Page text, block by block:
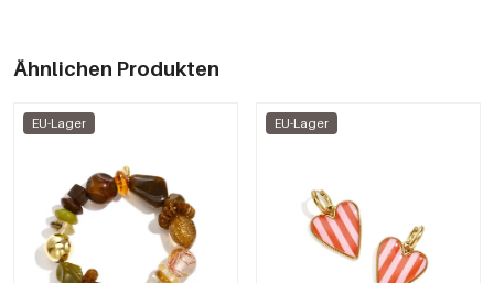
Ähnlichen Produkten
EU-Lager EU-Lager